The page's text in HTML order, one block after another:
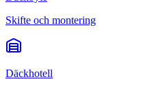
Skifte och montering
Däckhotell